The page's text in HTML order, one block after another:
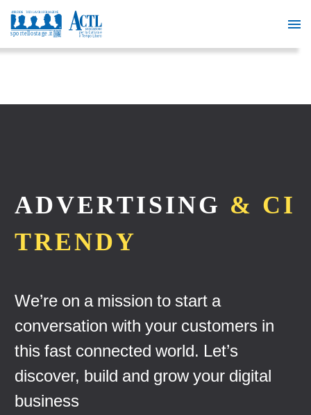
ADVERTISING & CI
TRENDY
We’re on a mission to start a
conversation with your customers in
this fast connected world. Let’s
discover, build and grow your digital
business